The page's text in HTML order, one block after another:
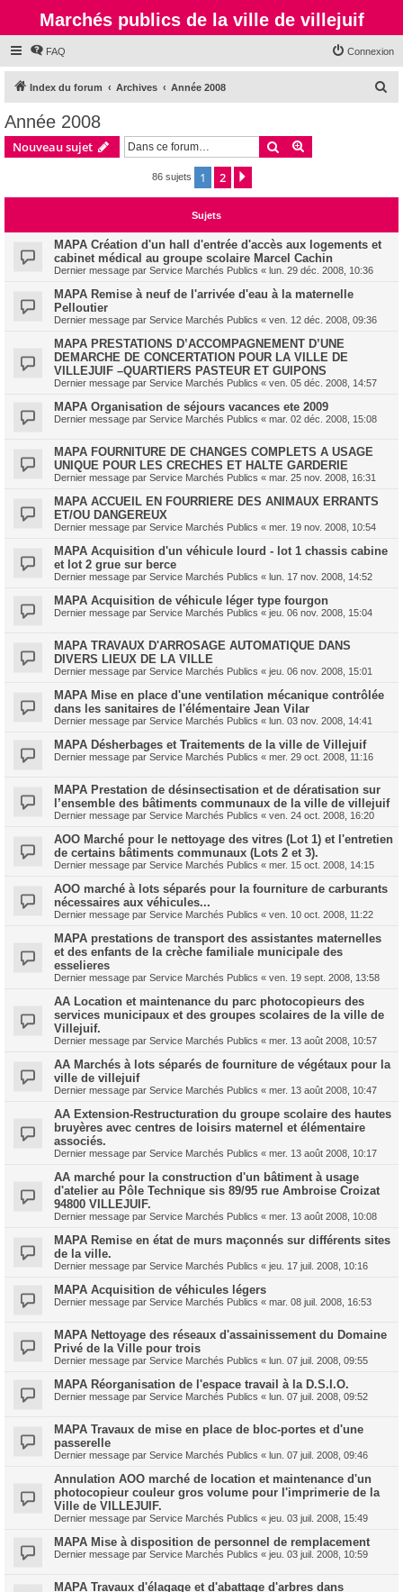
Marchés publics de la ville de villejuif
FAQ Connexion
Index du forum Archives Année 2008
Année 2008
Nouveau sujet Rechercher
86 sujets 1 2
Sujets
MAPA Création d'un hall d'entrée d'accès aux logements et
cabinet médical au groupe scolaire Marcel Cachin
Dernier message par Service Marchés Publics « lun. 29 déc. 2008, 10:36
MAPA Remise à neuf de l'arrivée d'eau à la maternelle
Pelloutier
Dernier message par Service Marchés Publics « ven. 12 déc. 2008, 09:36
MAPA PRESTATIONS D’ACCOMPAGNEMENT D’UNE
DEMARCHE DE CONCERTATION POUR LA VILLE DE
VILLEJUIF –QUARTIERS PASTEUR ET GUIPONS
Dernier message par Service Marchés Publics « ven. 05 déc. 2008, 14:57
MAPA Organisation de séjours vacances ete 2009
Dernier message par Service Marchés Publics « mar. 02 déc. 2008, 15:08
MAPA FOURNITURE DE CHANGES COMPLETS A USAGE
UNIQUE POUR LES CRECHES ET HALTE GARDERIE
Dernier message par Service Marchés Publics « mar. 25 nov. 2008, 16:31
MAPA ACCUEIL EN FOURRIERE DES ANIMAUX ERRANTS
ET/OU DANGEREUX
Dernier message par Service Marchés Publics « mer. 19 nov. 2008, 10:54
MAPA Acquisition d'un véhicule lourd - lot 1 chassis cabine
et lot 2 grue sur berce
Dernier message par Service Marchés Publics « lun. 17 nov. 2008, 14:52
MAPA Acquisition de véhicule léger type fourgon
Dernier message par Service Marchés Publics « jeu. 06 nov. 2008, 15:04
MAPA TRAVAUX D'ARROSAGE AUTOMATIQUE DANS
DIVERS LIEUX DE LA VILLE
Dernier message par Service Marchés Publics « jeu. 06 nov. 2008, 15:01
MAPA Mise en place d'une ventilation mécanique contrôlée
dans les sanitaires de l'élémentaire Jean Vilar
Dernier message par Service Marchés Publics « lun. 03 nov. 2008, 14:41
MAPA Désherbages et Traitements de la ville de Villejuif
Dernier message par Service Marchés Publics « mer. 29 oct. 2008, 11:16
MAPA Prestation de désinsectisation et de dératisation sur
l’ensemble des bâtiments communaux de la ville de villejuif
Dernier message par Service Marchés Publics « ven. 24 oct. 2008, 16:20
AOO Marché pour le nettoyage des vitres (Lot 1) et l'entretien
de certains bâtiments communaux (Lots 2 et 3).
Dernier message par Service Marchés Publics « mer. 15 oct. 2008, 14:15
AOO marché à lots séparés pour la fourniture de carburants
nécessaires aux véhicules...
Dernier message par Service Marchés Publics « ven. 10 oct. 2008, 11:22
MAPA prestations de transport des assistantes maternelles
et des enfants de la crèche familiale municipale des
esselieres
Dernier message par Service Marchés Publics « ven. 19 sept. 2008, 13:58
AA Location et maintenance du parc photocopieurs des
services municipaux et des groupes scolaires de la ville de
Villejuif.
Dernier message par Service Marchés Publics « mer. 13 août 2008, 10:57
AA Marchés à lots séparés de fourniture de végétaux pour la
ville de villejuif
Dernier message par Service Marchés Publics « mer. 13 août 2008, 10:47
AA Extension-Restructuration du groupe scolaire des hautes
bruyères avec centres de loisirs maternel et élémentaire
associés.
Dernier message par Service Marchés Publics « mer. 13 août 2008, 10:17
AA marché pour la construction d'un bâtiment à usage
d'atelier au Pôle Technique sis 89/95 rue Ambroise Croizat
94800 VILLEJUIF.
Dernier message par Service Marchés Publics « mer. 13 août 2008, 10:08
MAPA Remise en état de murs maçonnés sur différents sites
de la ville.
Dernier message par Service Marchés Publics « jeu. 17 juil. 2008, 10:16
MAPA Acquisition de véhicules légers
Dernier message par Service Marchés Publics « mar. 08 juil. 2008, 16:53
MAPA Nettoyage des réseaux d'assainissement du Domaine
Privé de la Ville pour trois
Dernier message par Service Marchés Publics « lun. 07 juil. 2008, 09:55
MAPA Réorganisation de l'espace travail à la D.S.I.O.
Dernier message par Service Marchés Publics « lun. 07 juil. 2008, 09:52
MAPA Travaux de mise en place de bloc-portes et d'une
passerelle
Dernier message par Service Marchés Publics « lun. 07 juil. 2008, 09:46
Annulation AOO marché de location et maintenance d'un
photocopieur couleur gros volume pour l'imprimerie de la
Ville de VILLEJUIF.
Dernier message par Service Marchés Publics « jeu. 03 juil. 2008, 15:49
MAPA Mise à disposition de personnel de remplacement
Dernier message par Service Marchés Publics « jeu. 03 juil. 2008, 10:59
MAPA Travaux d'élagage et d'abattage d'arbres dans